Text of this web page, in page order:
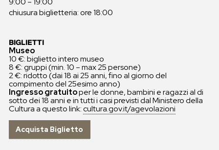
chiusura biglietteria: ore 18:00
BIGLIETTI
Museo
10 €: biglietto intero museo
8 €: gruppi (min. 10 – max 25 persone)
2 €: ridotto (dai 18 ai 25 anni, fino al giorno del
compimento del 25esimo anno)
Ingresso gratuitoper le donne, bambini e ragazzi al di
sotto dei 18 anni e in tutti i casi previsti dal Ministero della
Cultura a questo link:cultura.gov.it/agevolazioni
Acquista Biglietto